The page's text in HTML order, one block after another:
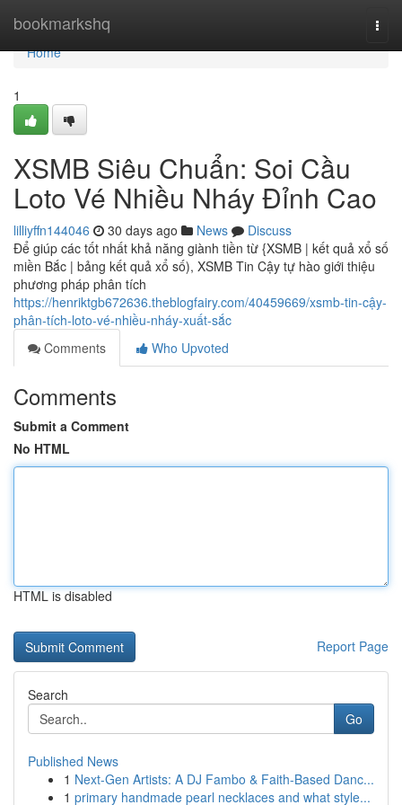
bookmarkshq
Home
Home
1
XSMB Siêu Chuẩn: Soi Cầu
Loto Vé Nhiều Nháy Đỉnh Cao
lilliyffn144046 30 days ago News
Discuss
Để giúp các tốt nhất khả năng giành tiền từ {XSMB | kết quả xổ số
miền Bắc | bảng kết quả xổ số), XSMB Tin Cậy tự hào giới thiệu
phương pháp phân tích
https://henriktgb672636.theblogfairy.com/40459669/xsmb-tin-cậy-
phân-tích-loto-vé-nhiều-nháy-xuất-sắc
Comments
Who Upvoted
Comments
Submit a Comment
No HTML
HTML is disabled
Report Page
Search
Go
Published News
1 Next-Gen Artists: A DJ Fambo & Faith-Based Danc...
1 primary handmade pearl necklaces and what style...